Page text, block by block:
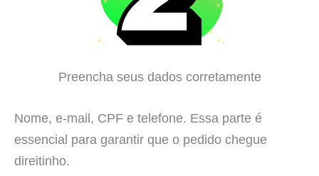
Preencha seus dados corretamente
Nome, e-mail, CPF e telefone. Essa parte é
essencial para garantir que o pedido chegue
direitinho.